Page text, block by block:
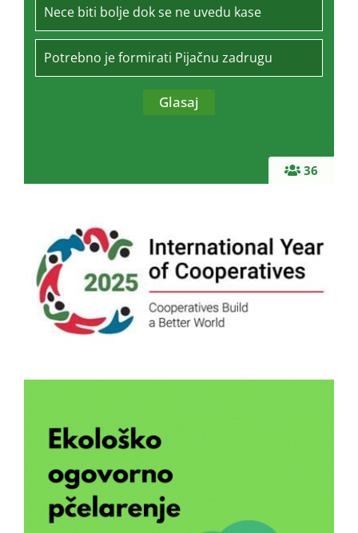
36
Nece biti bolje dok se ne uvedu kase
Potrebno je formirati Pijačnu zadrugu